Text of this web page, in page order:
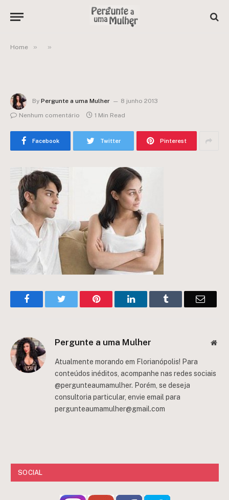
Home » »
By Pergunte a uma Mulher
8 junho 2013
Nenhum comentário
1 Min Read
Facebook Twitter Pinterest
FacebookTwitter Pinterest LinkedInTumblr Email
Pergunte a uma Mulher
Atualmente morando em Florianópolis! Para
conteúdos inéditos, acompanhe nas redes sociais
@pergunteaumamulher. Porém, se deseja
consultoria particular, envie email para
pergunteaumamulher@gmail.com
SOCIAL